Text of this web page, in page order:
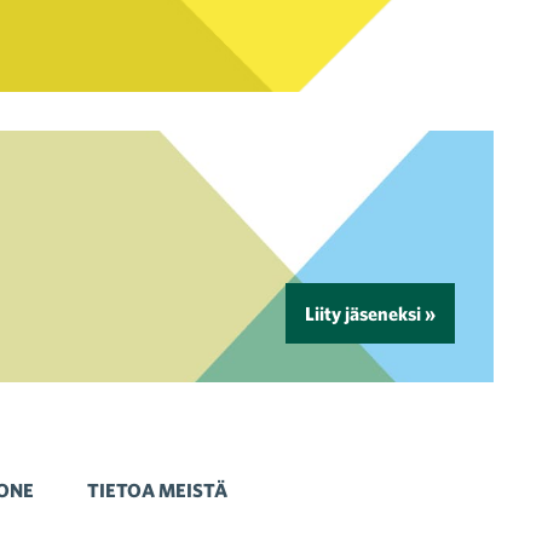
Liity jäseneksi »
TIETOA MEISTÄ